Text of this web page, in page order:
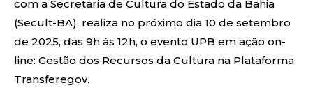
com a Secretaria de Cultura do Estado da Bahia
(Secult-BA), realiza no próximo dia 10 de setembro
de 2025, das 9h às 12h, o evento UPB em ação on-
line: Gestão dos Recursos da Cultura na Plataforma
Transferegov.